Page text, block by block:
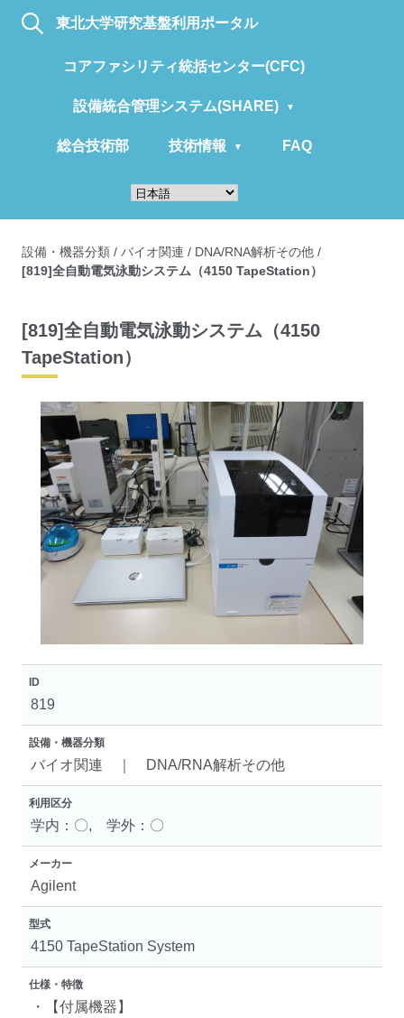
東北大学研究基盤利用ポータル
コアファシリティ統括センター(CFC)
設備統合管理システム(SHARE)
総合技術部 技術情報 FAQ
設備・機器分類 / バイオ関連 / DNA/RNA解析その他 /
[819]全自動電気泳動システム（4150 TapeStation）
[819]全自動電気泳動システム（4150
TapeStation）
ID
819
設備・機器分類
バイオ関連 ｜ DNA/RNA解析その他
利用区分
学内：〇, 学外：〇
メーカー
Agilent
型式
4150 TapeStation System
仕様・特徴
・【付属機器】